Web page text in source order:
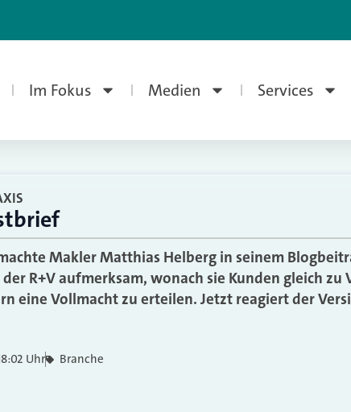
Im Fokus Medien Services
Makler Matthias Helberg in seinem
R+V aufmerksam, wonach sie Kunden gleich zu
eine Vollmacht zu erteilen. Jetzt reagiert der
Uhr Branche